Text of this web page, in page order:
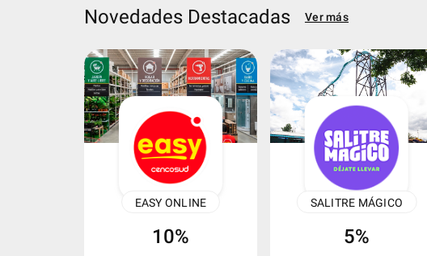
Novedades Destacadas Ver más
EASY ONLINE
10%
SALITRE MÁGICO
5%